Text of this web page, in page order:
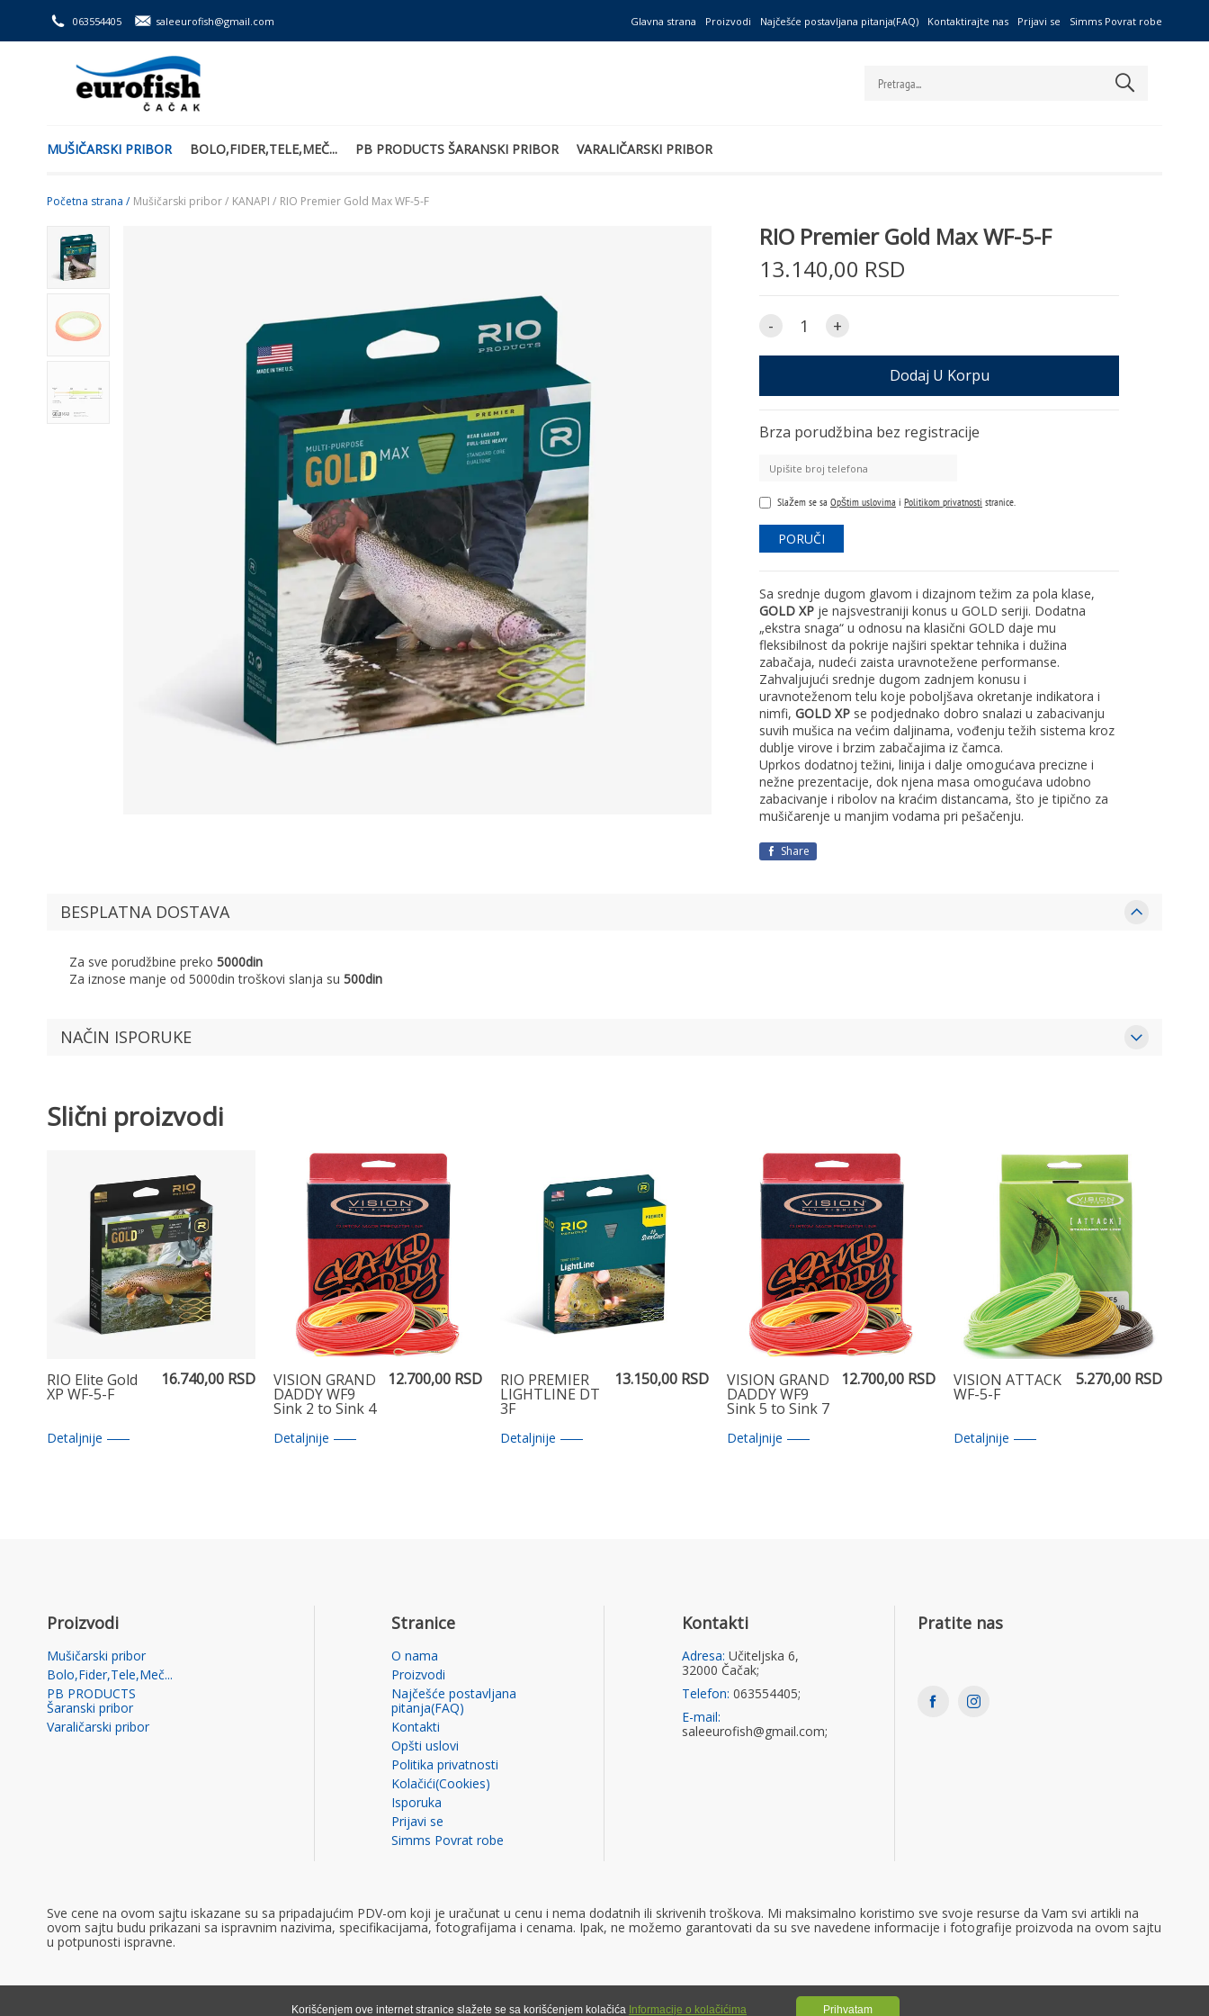
063554405 saleeurofish@gmail.com Glavna strana Proizvodi Najčešće postavljana pitanja(FAQ) Kontaktirajte nas Prijavi se Simms Povrat robe
MUŠIČARSKI PRIBOR BOLO,FIDER,TELE,MEČ... PB PRODUCTS ŠARANSKI PRIBOR VARALIČARSKI PRIBOR
Početna strana / Mušičarski pribor / KANAPI / RIO Premier Gold Max WF-5-F
RIO Premier Gold Max WF-5-F
13.140,00 RSD
- +
Dodaj U Korpu
Brza porudžbina bez registracije
Slažem se sa Opštim uslovima i Politikom privatnosti stranice.
Sa srednje dugom glavom i dizajnom težim za pola klase,
GOLD XP je najsvestraniji konus u GOLD seriji. Dodatna
„ekstra snaga“ u odnosu na klasični GOLD daje mu
fleksibilnost da pokrije najširi spektar tehnika i dužina
zabačaja, nudeći zaista uravnotežene performanse.
Zahvaljujući srednje dugom zadnjem konusu i
uravnoteženom telu koje poboljšava okretanje indikatora i
nimfi, GOLD XP se podjednako dobro snalazi u zabacivanju
suvih mušica na većim daljinama, vođenju težih sistema kroz
dublje virove i brzim zabačajima iz čamca.
Uprkos dodatnoj težini, linija i dalje omogućava precizne i
nežne prezentacije, dok njena masa omogućava udobno
zabacivanje i ribolov na kraćim distancama, što je tipično za
mušičarenje u manjim vodama pri pešačenju.
Share
BESPLATNA DOSTAVA
Za sve porudžbine preko 5000din
Za iznose manje od 5000din troškovi slanja su 500din
NAČIN ISPORUKE
Slični proizvodi
RIO Elite Gold
XP WF-5-F
16.740,00 RSD
Detaljnije
VISION GRAND
DADDY WF9
Sink 2 to Sink 4
12.700,00 RSD
Detaljnije
RIO PREMIER
LIGHTLINE DT
3F
13.150,00 RSD
Detaljnije
VISION GRAND
DADDY WF9
Sink 5 to Sink 7
12.700,00 RSD
Detaljnije
VISION ATTACK
WF-5-F
5.270,00 RSD
Detaljnije
Proizvodi
Mušičarski pribor
Bolo,Fider,Tele,Meč...
PB PRODUCTS
Šaranski pribor
Varaličarski pribor
Stranice
O nama
Proizvodi
Najčešće postavljana
pitanja(FAQ)
Kontakti
Opšti uslovi
Politika privatnosti
Kolačići(Cookies)
Isporuka
Prijavi se
Simms Povrat robe
Kontakti
Adresa: Učiteljska 6,
32000 Čačak;
Telefon: 063554405;
E-mail:
saleeurofish@gmail.com;
Pratite nas
Sve cene na ovom sajtu iskazane su sa pripadajućim PDV-om koji je uračunat u cenu i nema dodatnih ili skrivenih troškova. Mi maksimalno koristimo sve svoje resurse da Vam svi artikli na
ovom sajtu budu prikazani sa ispravnim nazivima, specifikacijama, fotografijama i cenama. Ipak, ne možemo garantovati da su sve navedene informacije i fotografije proizvoda na ovom sajtu
u potpunosti ispravne.
Korišćenjem ove internet stranice slažete se sa korišćenjem kolačića Informacije o kolačićima Prihvatam